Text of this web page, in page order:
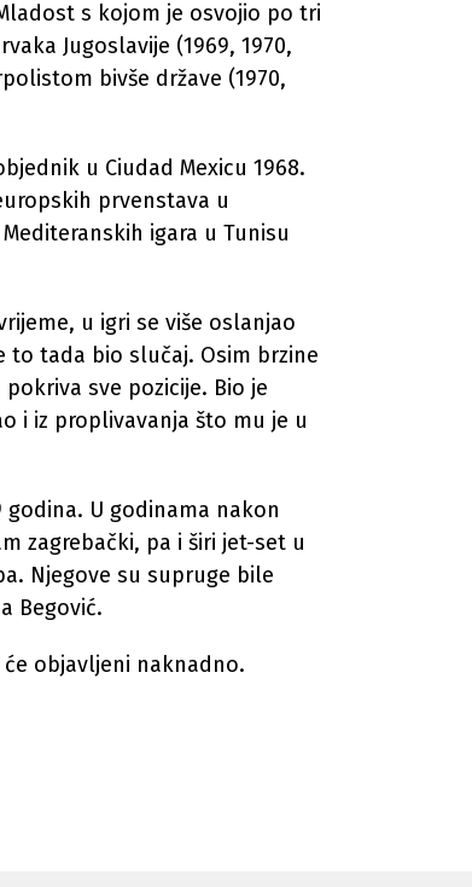
s kojom je osvojio po tri
Jugoslavije (1969, 1970,
bivše države (1970,
u Ciudad Mexicu 1968.
prvenstava u
igara u Tunisu
u igri se više oslanjao
to tada bio slučaj. Osim brzine
sve pozicije. Bio je
i iz proplivavanja što mu je u
U godinama nakon
zagrebački, pa i širi jet-set u
Njegove su supruge bile
Begović.
objavljeni naknadno.